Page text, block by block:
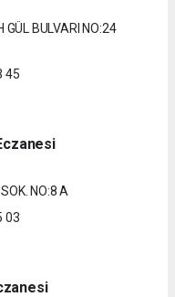
BULVARI NO:24
45
NO:8 A
03